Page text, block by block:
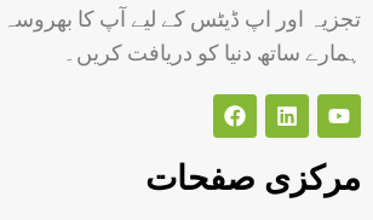
مرکزی صفحات
تجزیہ اور اپ ڈیٹس کے لیے آپ کا بھروسہ
ہمارے ساتھ دنیا کو دریافت کریں۔